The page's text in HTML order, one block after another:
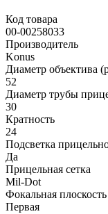
Код товара
00-00258033
Производитель
Konus
Диаметр объектива
52
Диаметр трубы
30
Кратность
24
Подсветка
Да
Прицельная сетка
Mil-Dot
Фокальная плоскость
Первая